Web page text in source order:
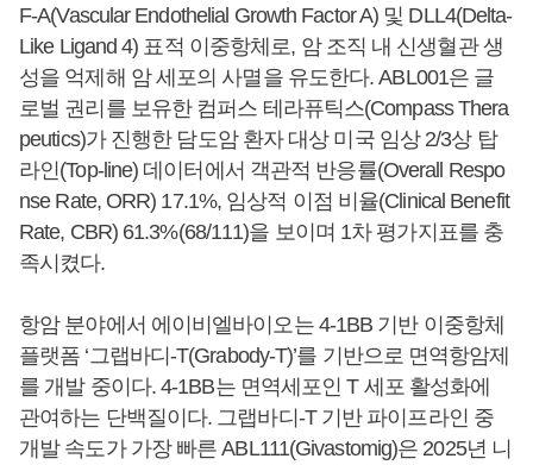
F-A(Vascular Endothelial Growth Factor A) 및 DLL4(Delta-
Like Ligand 4) 표적 이중항체로, 암 조직 내 신생혈관 생
성을 억제해 암 세포의 사멸을 유도한다. ABL001은 글
로벌 권리를 보유한 컴퍼스 테라퓨틱스(Compass Thera
peutics)가 진행한 담도암 환자 대상 미국 임상 2/3상 탑
라인(Top-line) 데이터에서 객관적 반응률(Overall Respo
nse Rate, ORR) 17.1%, 임상적 이점 비율(Clinical Benefit
Rate, CBR) 61.3%(68/111)을 보이며 1차 평가지표를 충
족시켰다.
항암 분야에서 에이비엘바이오는 4-1BB 기반 이중항체
플랫폼 ‘그랩바디-T(Grabody-T)’를 기반으로 면역항암제
를 개발 중이다. 4-1BB는 면역세포인 T 세포 활성화에
관여하는 단백질이다. 그랩바디-T 기반 파이프라인 중
개발 속도가 가장 빠른 ABL111(Givastomig)은 2025년 니